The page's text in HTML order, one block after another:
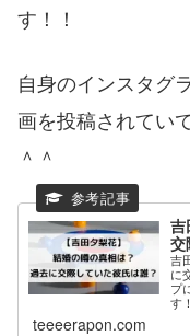
す！！
自身のインスタグ
画を投稿されてい
＾＾
吉
交
吉
に
プ
す！
teeeerapon.com